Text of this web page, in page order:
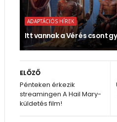
ADAPTÁCIÓS HÍREK
Itt vannak a Vér és csont
ELŐZŐ
Pénteken érkezik
streamingen A Hail Mary-
küldetés film!